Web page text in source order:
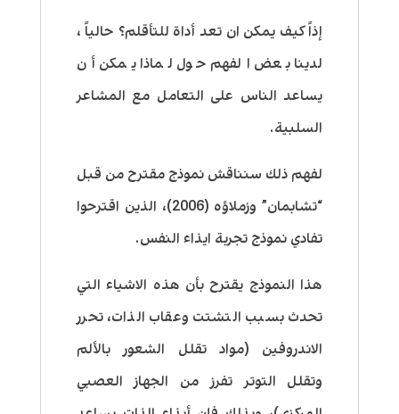
إذاً كيف يمكن ان تعد أداة للتأقلم؟ حالياً ،
لدينا بعض الفهم حول لماذا يمكن أن
يساعد الناس على التعامل مع المشاعر
السلبية.
لفهم ذلك سنناقش نموذج مقترح من قبل
“تشابمان” وزملاؤه (2006)، الذين اقترحوا
تفادي نموذج تجربة ايذاء النفس.
هذا النموذج يقترح بأن هذه الاشياء التي
تحدث بسبب التشتت وعقاب الذات، تحرر
الاندروفين (مواد تقلل الشعور بالألم
وتقلل التوتر تفرز من الجهاز العصبي